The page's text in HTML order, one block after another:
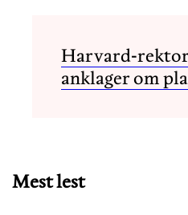
Harvard-
anklager om
Mest lest